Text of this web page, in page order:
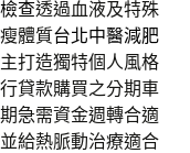
查透過血液及特殊
體質台北中醫減肥
打造獨特個人風格
貸款購買之分期車
急需資金週轉合適
並給熱脈動治療適合